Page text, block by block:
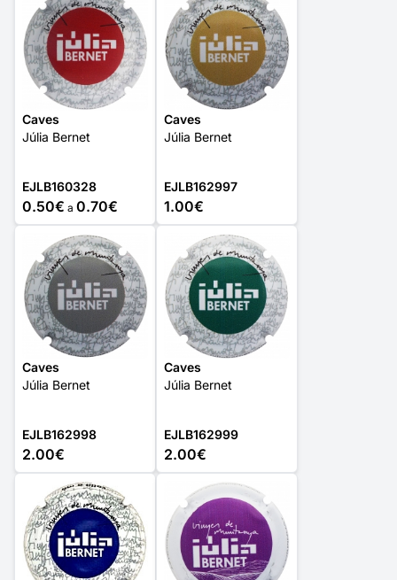
Caves
Júlia Bernet
EJLB160328
0.50€ a 0.70€
Caves
Júlia Bernet
EJLB162997
1.00€
Caves
Júlia Bernet
EJLB162998
2.00€
Caves
Júlia Bernet
EJLB162999
2.00€